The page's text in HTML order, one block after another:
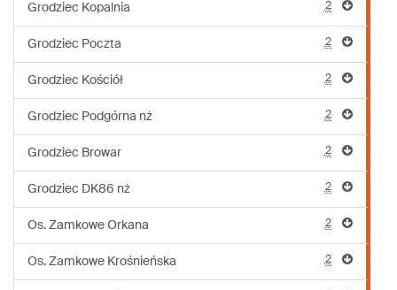
Grodziec Kopalnia 2
Grodziec Poczta 2
Grodziec Kościół 2
Grodziec Podgórna nż 2
Grodziec Browar 2
Grodziec DK86 nż 2
Os. Zamkowe Orkana 2
Os. Zamkowe Krośnieńska 2